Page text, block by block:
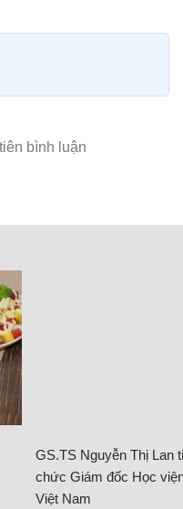
GS.TS Nguyễn Thị Lan
chức Giám đốc Học
Việt Nam